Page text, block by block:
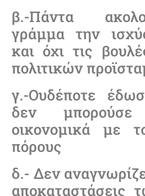
β.-Πάντα
γράμμα την
και όχι τις
πολιτικών
γ.-Ουδέποτε
δεν
οικονομικά με
πόρους
δ.- Δεν
αποκαταστάσεις